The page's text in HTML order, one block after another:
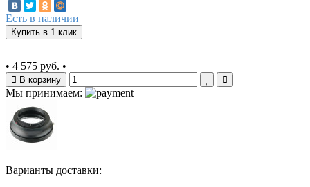
Есть в наличии
Купить в 1 клик
• 4 575 руб. •
В корзину
Мы принимаем:
Варианты доставки: